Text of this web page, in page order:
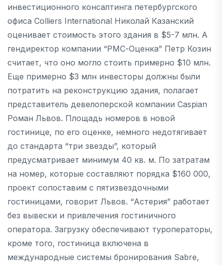
инвестиционного консалтинга петербургского
офиса Colliers International Николай Казанский
оценивает стоимость этого здания в $5-7 млн. А
гендиректор компании “РМС-Оценка” Петр Козин
считает, что оно могло стоить примерно $10 млн.
Еще примерно $3 млн инвесторы должны были
потратить на реконструкцию здания, полагает
представитель девелоперской компании Caspian
Роман Львов. Площадь номеров в новой
гостинице, по его оценке, немного недотягивает
до стандарта “три звезды”, который
предусматривает минимум 40 кв. м. По затратам
на номер, которые составляют порядка $160 000,
проект сопоставим с пятизвездочными
гостиницами, говорит Львов. “Астерия” работает
без вывески и привлечения гостиничного
оператора. Загрузку обеспечивают туроператоры,
кроме того, гостиница включена в
международные системы бронирования Sabre,